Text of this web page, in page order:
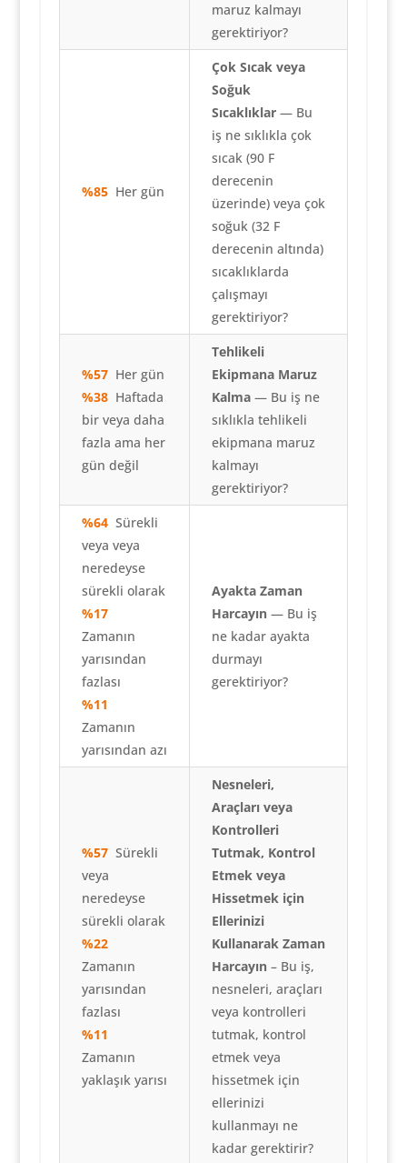
maruz kalmayı
gerektiriyor?
%85Her gün
Çok Sıcak veya
Soğuk
Sıcaklıklar— Bu
iş ne sıklıkla çok
sıcak (90 F
derecenin
üzerinde) veya çok
soğuk (32 F
derecenin altında)
sıcaklıklarda
çalışmayı
gerektiriyor?
%57Her gün
%38Haftada
bir veya daha
fazla ama her
gün değil
Tehlikeli
Ekipmana Maruz
Kalma— Bu iş ne
sıklıkla tehlikeli
ekipmana maruz
kalmayı
gerektiriyor?
%64Sürekli
veya veya
neredeyse
sürekli olarak
%17
Zamanın
yarısından
fazlası
%11
Zamanın
yarısından azı
Ayakta Zaman
Harcayın— Bu iş
ne kadar ayakta
durmayı
gerektiriyor?
%57Sürekli
veya
neredeyse
sürekli olarak
%22
Zamanın
yarısından
fazlası
%11
Zamanın
yaklaşık yarısı
Nesneleri,
Araçları veya
Kontrolleri
Tutmak, Kontrol
Etmek veya
Hissetmek için
Ellerinizi
Kullanarak Zaman
Harcayın – Bu iş,
nesneleri, araçları
veya kontrolleri
tutmak, kontrol
etmek veya
hissetmek için
ellerinizi
kullanmayı ne
kadar gerektirir?